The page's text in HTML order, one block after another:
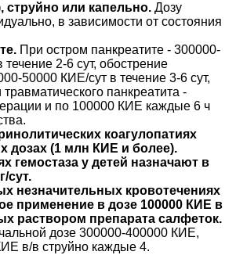
или капельно.Дозу
в зависимости от состояния
При остром панкреатите - 300000-
2-6 сут, обострение
50000 КИЕ/сут в течение 3-6 сут,
панкреатита -
и по 100000 КИЕ каждые 6 ч
коагулопатиях
дозах (1 млн КИЕ и более).
гемостаза у детей назначают в
сут.
незначительных кровотечениях
применение в дозе 100000 КИЕ в
раствором препарата салфеток.
дозе 300000-400000 КИЕ,
в/в струйно каждые 4.